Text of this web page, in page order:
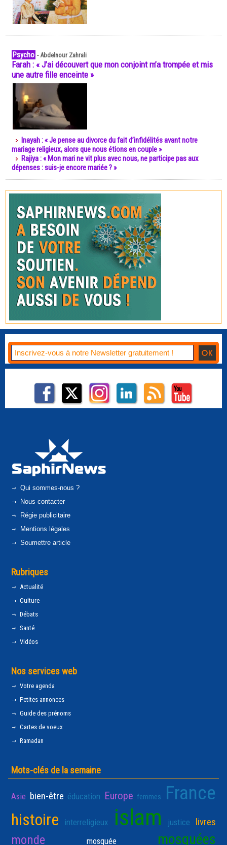
Psycho -Abdelnour Zahrali
Farah : « J’ai découvert que mon conjoint m’a trompée et mis
une autre fille enceinte »
Inayah : « Je pense au divorce du fait d’infidélités avant notre
mariage religieux, alors que nous étions en couple »
Rajiya : « Mon mari ne vit plus avec nous, ne participe pas aux
dépenses : suis-je encore mariée ? »
Qui sommes-nous ?
Nous contacter
Régie publicitaire
Mentions légales
Soumettre article
Rubriques
Actualité
Culture
Débats
Santé
Vidéos
Nos services web
Votre agenda
Petites annonces
Guide des prénoms
Cartes de voeux
Ramadan
Mots-clés de la semaine
Asie bien-être éducation Europe femmes France
histoire interreligieux islam justice livres
monde mosquée mosquées